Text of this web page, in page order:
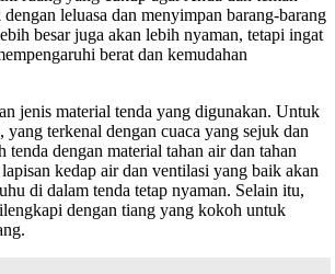
leluasa dan menyimpan barang-barang
besar juga akan lebih nyaman, tetapi ingat
berat dan kemudahan
jenis material tenda yang digunakan. Untuk
terkenal dengan cuaca yang sejuk dan
dengan material tahan air dan tahan
kedap air dan ventilasi yang baik akan
di dalam tenda tetap nyaman. Selain itu,
dengan tiang yang kokoh untuk